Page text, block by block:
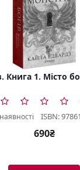
Книга 1. Місто
ISBN:
690₴